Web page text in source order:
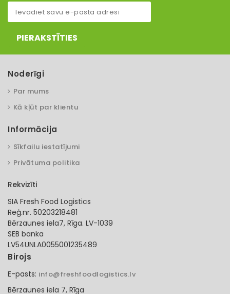
PIERAKSTĪTIES
Noderīgi
Par mums
Kā kļūt par klientu
Informācija
Sīkfailu iestatījumi
Privātuma politika
Rekvizīti
SIA Fresh Food Logistics
Reģ.nr. 50203218481
Bērzaunes iela7, Rīga. LV-1039
SEB banka
LV54UNLA0055001235489
Birojs
E-pasts: info@freshfoodlogistics.lv
Bērzaunes iela 7, Rīga